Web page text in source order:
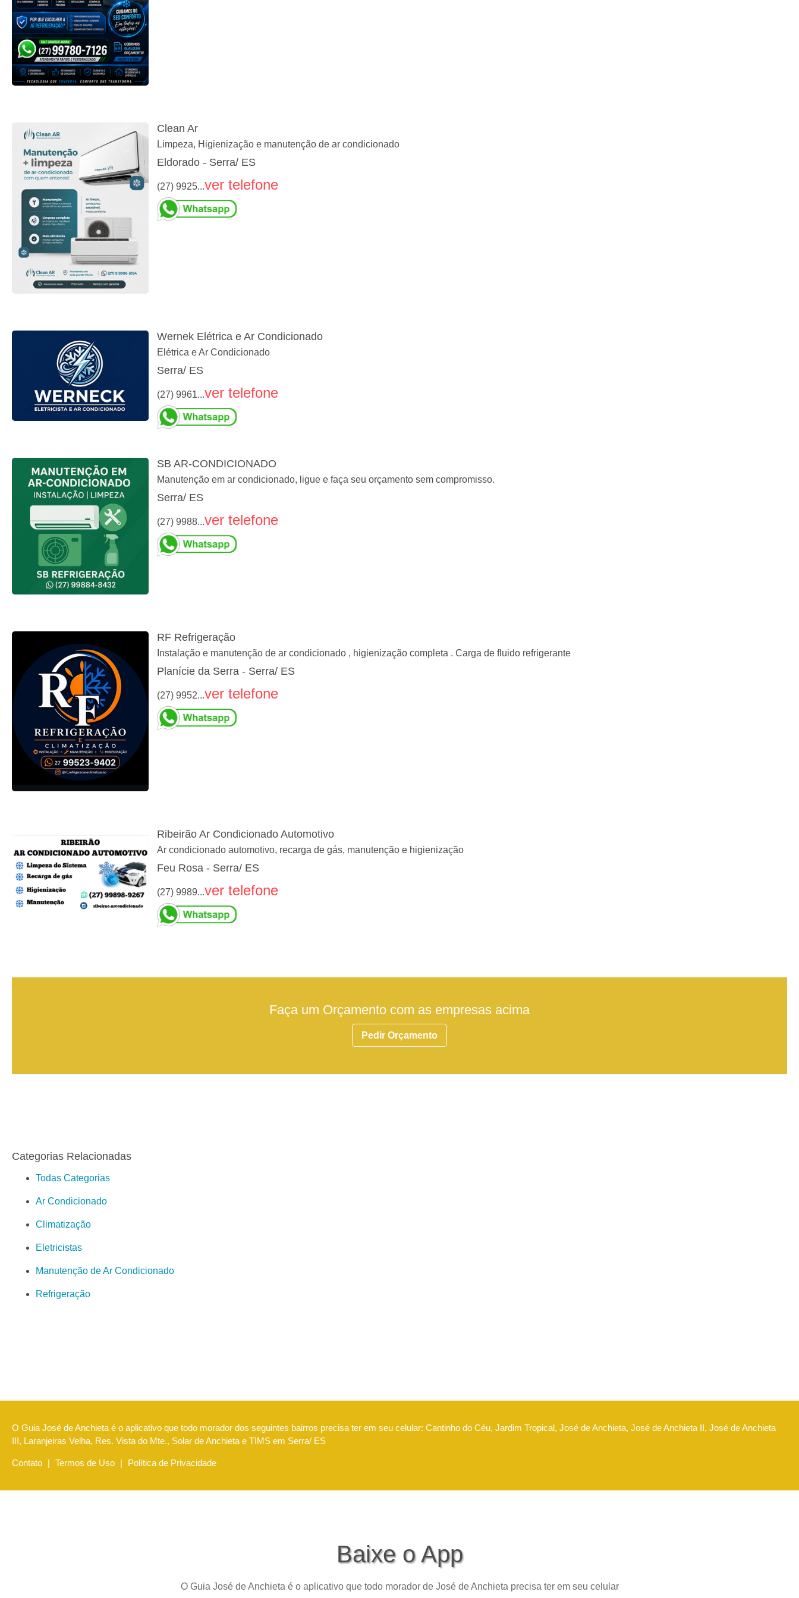
Clean Ar
Limpeza, Higienização e manutenção de ar condicionado
Eldorado - Serra/ ES
(27) 9925...ver telefone
Wernek Elétrica e Ar Condicionado
Elétrica e Ar Condicionado
Serra/ ES
(27) 9961...ver telefone
SB AR-CONDICIONADO
Manutenção em ar condicionado, ligue e faça seu orçamento sem compromisso.
Serra/ ES
(27) 9988...ver telefone
RF Refrigeração
Instalação e manutenção de ar condicionado , higienização completa . Carga de fluido refrigerante
Planície da Serra - Serra/ ES
(27) 9952...ver telefone
Ribeirão Ar Condicionado Automotivo
Ar condicionado automotivo, recarga de gás, manutenção e higienização
Feu Rosa - Serra/ ES
(27) 9989...ver telefone
Faça um Orçamento com as empresas acima
Pedir Orçamento
Categorias Relacionadas
Todas Categorias
Ar Condicionado
Climatização
Eletricistas
Manutenção de Ar Condicionado
Refrigeração
O Guia José de Anchieta é o aplicativo que todo morador dos seguintes bairros precisa ter em seu celular: Cantinho do Céu, Jardim Tropical, José de Anchieta, José de Anchieta II, José de Anchieta
III, Laranjeiras Velha, Res. Vista do Mte., Solar de Anchieta e TIMS em Serra/ ES
Contato | Termos de Uso | Política de Privacidade
Baixe o App
O Guia José de Anchieta é o aplicativo que todo morador de José de Anchieta precisa ter em seu celular